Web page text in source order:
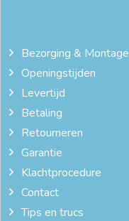
Bezorging & Montage
Openingstijden
Levertijd
Betaling
Retourneren
Garantie
Klachtprocedure
Contact
Tips en trucs